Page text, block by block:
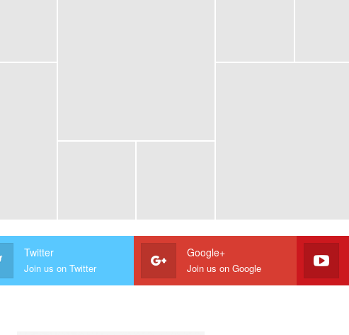
Twitter
Join us on Twitter
Google+
Join us on Google